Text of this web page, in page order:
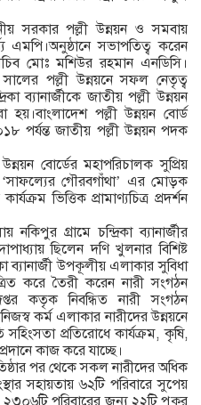
সরকার পল্লী উন্নয়ন ও সমবায়
এমপি।অনুষ্ঠানে সভাপতিত্ব করেন
মোঃ মশিউর রহমান এনডিসি।
পল্লী উন্নয়নে সফল নেতৃত্ব
ব্যানার্জীকে জাতীয় পল্লী উন্নয়ন
হয়।বাংলাদেশ পল্লী উন্নয়ন বোর্ড
পর্যন্ত জাতীয় পল্লী উন্নয়ন পদক
বোর্ডের মহাপরিচালক সুপ্রিয়
‘সাফল্যের গৌরবগাঁথা’ এর মোড়ক
ভিত্তিক প্রামাণ্যচিত্র প্রদর্শন
গ্রামে চন্দ্রিকা ব্যানার্জীর
ছিলেন দণি খুলনার বিশিষ্ট
ব্যানার্জী উপকূলীয় এলাকার সুবিধা
করে তৈরী করেন নারী সংগঠন
কতৃক নিবন্ধিত নারী সংগঠন
কর্ম এলাকার নারীদের উন্নয়নে
সহিংসতা প্রতিরোধে কার্যক্রম, কৃষি,
কাজ করে যাচ্ছে।
পর থেকে সকল নারীদের অধিক
সহায়তায় ৬২টি পরিবারে সুপেয়